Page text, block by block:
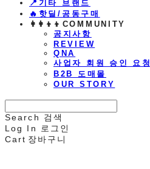
📍기타 브랜드
🔥핫딜/공동구매
👩‍👩‍👦‍👦COMMUNITY
공지사항
REVIEW
QNA
사업자 회원 승인 요청
B2B 도매몰
OUR STORY
Search
검색
Log In
로그인
Cart 장바구니